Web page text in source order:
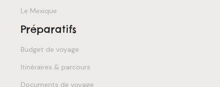
Le Mexique
Préparatifs
Budget de voyage
Itinéraires & parcours
Documents de voyage